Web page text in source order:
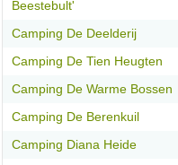
Beestebult'
Camping De Deelderij
Camping De Tien Heugten
Camping De Warme Bossen
Camping De Berenkuil
Camping Diana Heide